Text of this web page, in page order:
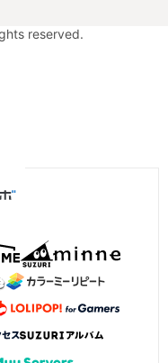
reserved.